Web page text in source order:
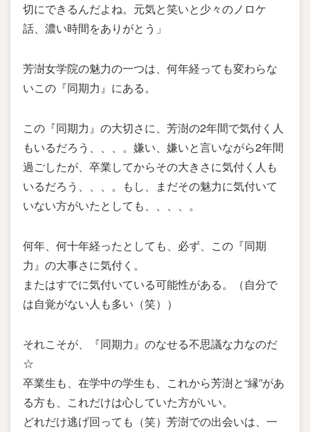
切にできるんだよね。元気と笑いと少々のノロケ
話、濃い時間をありがとう」
芳澍女学院の魅力の一つは、何年経っても変わらな
いこの『同期力』にある。
この『同期力』の大切さに、芳澍の2年間で気付く人
もいるだろう、、、。嫌い、嫌いと言いながら2年間
過ごしたが、卒業してからその大きさに気付く人も
いるだろう、、、。もし、まだその魅力に気付いて
いない方がいたとしても、、、、。
何年、何十年経ったとしても、必ず、この『同期
力』の大事さに気付く。
またはすでに気付いている可能性がある。（自分で
は自覚がない人も多い（笑））
それこそが、『同期力』のなせる不思議な力なのだ
☆
卒業生も、在学中の学生も、これから芳澍と“縁”があ
る方も、これだけは心していた方がいい。
どれだけ逃げ回っても（笑）芳澍での出会いは、一